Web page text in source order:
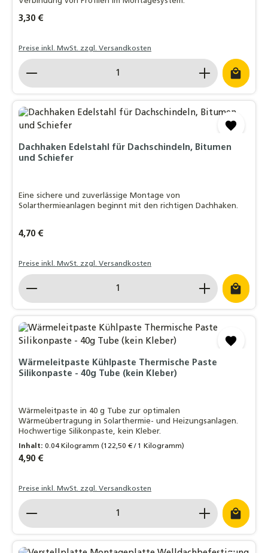
Regulärer Preis:
3,30 €
Preise inkl. MwSt. zzgl. Versandkosten
Produkt Anzahl: Gib den gewünschten Wert
Dachhaken Edelstahl für Dachschindeln, Bitumen
und Schiefer
Eine sichere und zuverlässige Montage von
Solarthermieanlagen beginnt mit den richtigen Dachhaken.
Regulärer Preis:
4,70 €
Preise inkl. MwSt. zzgl. Versandkosten
Produkt Anzahl: Gib den gewünschten Wert
Wärmeleitpaste Kühlpaste Thermische Paste
Silikonpaste - 40g Tube (kein Kleber)
Wärmeleitpaste in 40 g Tube zur optimalen
Wärmeübertragung in Solarthermie- und Heizungsanlagen.
Hochwertige Silikonpaste, kein Kleber.
Inhalt:0.04 Kilogramm(122,50 € / 1 Kilogramm)
Regulärer Preis:
4,90 €
Preise inkl. MwSt. zzgl. Versandkosten
Produkt Anzahl: Gib den gewünschten Wert